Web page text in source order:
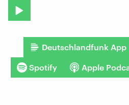
Deutschlandfunk App
Spotify Apple